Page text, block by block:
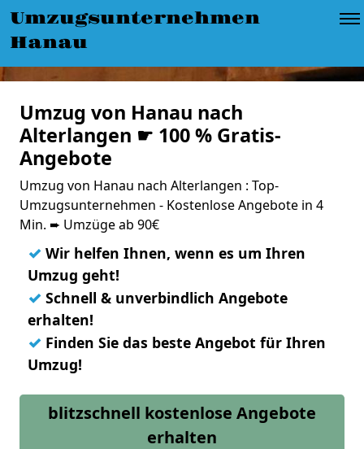
Umzugsunternehmen
Hanau
Umzug von Hanau nach
Alterlangen ☛ 100 % Gratis-
Angebote
Umzug von Hanau nach Alterlangen : Top-
Umzugsunternehmen - Kostenlose Angebote in 4
Min. ➨ Umzüge ab 90€
✓ Wir helfen Ihnen, wenn es um Ihren
Umzug geht!
✓ Schnell & unverbindlich Angebote
erhalten!
✓ Finden Sie das beste Angebot für Ihren
Umzug!
blitzschnell kostenlose Angebote
erhalten